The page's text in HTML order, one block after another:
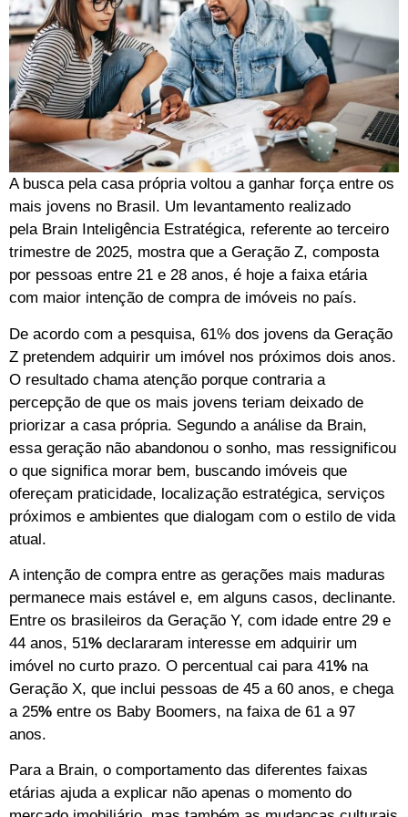
A busca pela casa própria voltou a ganhar força entre os
mais jovens no Brasil. Um levantamento realizado
pela Brain Inteligência Estratégica, referente ao terceiro
trimestre de 2025, mostra que a Geração Z, composta
por pessoas entre 21 e 28 anos, é hoje a faixa etária
com maior intenção de compra de imóveis no país.
De acordo com a pesquisa, 61% dos jovens da Geração
Z pretendem adquirir um imóvel nos próximos dois anos.
O resultado chama atenção porque contraria a
percepção de que os mais jovens teriam deixado de
priorizar a casa própria. Segundo a análise da Brain,
essa geração não abandonou o sonho, mas ressignificou
o que significa morar bem, buscando imóveis que
ofereçam praticidade, localização estratégica, serviços
próximos e ambientes que dialogam com o estilo de vida
atual.
A intenção de compra entre as gerações mais maduras
permanece mais estável e, em alguns casos, declinante.
Entre os brasileiros da Geração Y, com idade entre 29 e
44 anos, 51% declararam interesse em adquirir um
imóvel no curto prazo. O percentual cai para 41% na
Geração X, que inclui pessoas de 45 a 60 anos, e chega
a 25% entre os Baby Boomers, na faixa de 61 a 97
anos.
Para a Brain, o comportamento das diferentes faixas
etárias ajuda a explicar não apenas o momento do